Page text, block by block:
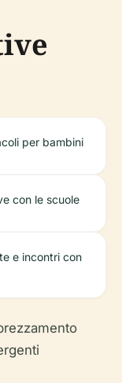
per bambini
con le scuole
e incontri con